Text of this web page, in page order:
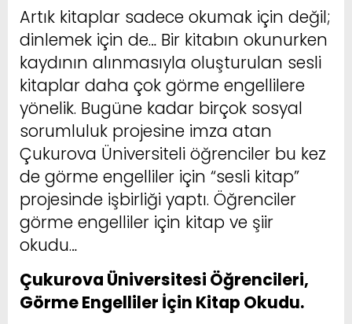
Artık kitaplar sadece okumak için değil;
dinlemek için de… Bir kitabın okunurken
kaydının alınmasıyla oluşturulan sesli
kitaplar daha çok görme engellilere
yönelik. Bugüne kadar birçok sosyal
sorumluluk projesine imza atan
Çukurova Üniversiteli öğrenciler bu kez
de görme engelliler için “sesli kitap”
projesinde işbirliği yaptı. Öğrenciler
görme engelliler için kitap ve şiir
okudu…
Çukurova Üniversitesi Öğrencileri,
Görme Engelliler İçin Kitap Okudu.